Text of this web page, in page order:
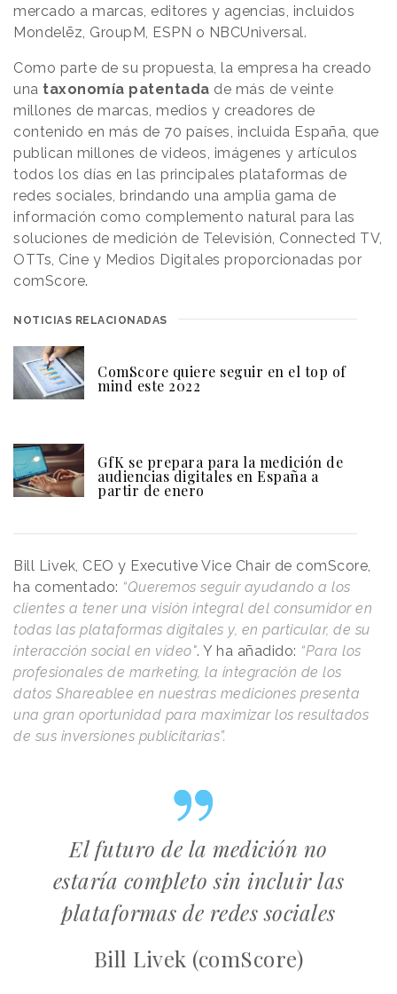
mercado a marcas, editores y agencias, incluidos
Mondelēz, GroupM, ESPN o NBCUniversal.
Como parte de su propuesta, la empresa ha creado
una taxonomía patentada de más de veinte
millones de marcas, medios y creadores de
contenido en más de 70 países, incluida España, que
publican millones de videos, imágenes y artículos
todos los días en las principales plataformas de
redes sociales, brindando una amplia gama de
información como complemento natural para las
soluciones de medición de Televisión, Connected TV,
OTTs, Cine y Medios Digitales proporcionadas por
comScore.
NOTICIAS RELACIONADAS
ComScore quiere seguir en el top of
mind este 2022
GfK se prepara para la medición de
audiencias digitales en España a
partir de enero
Bill Livek, CEO y Executive Vice Chair de comScore,
ha comentado: “Queremos seguir ayudando a los
clientes a tener una visión integral del consumidor en
todas las plataformas digitales y, en particular, de su
interacción social en vídeo". Y ha añadido: “Para los
profesionales de marketing, la integración de los
datos Shareablee en nuestras mediciones presenta
una gran oportunidad para maximizar los resultados
de sus inversiones publicitarias”.
El futuro de la medición no
estaría completo sin incluir las
plataformas de redes sociales
Bill Livek (comScore)